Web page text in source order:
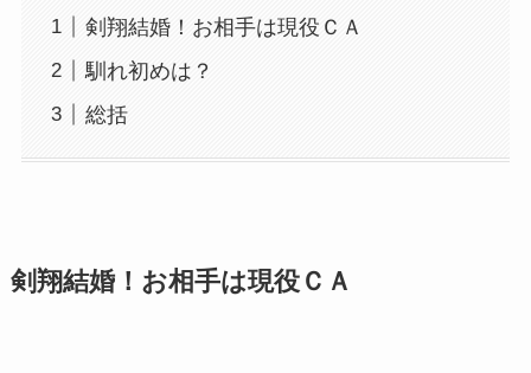
剣翔結婚！お相手は現役ＣＡ
馴れ初めは？
総括
剣翔結婚！お相手は現役ＣＡ